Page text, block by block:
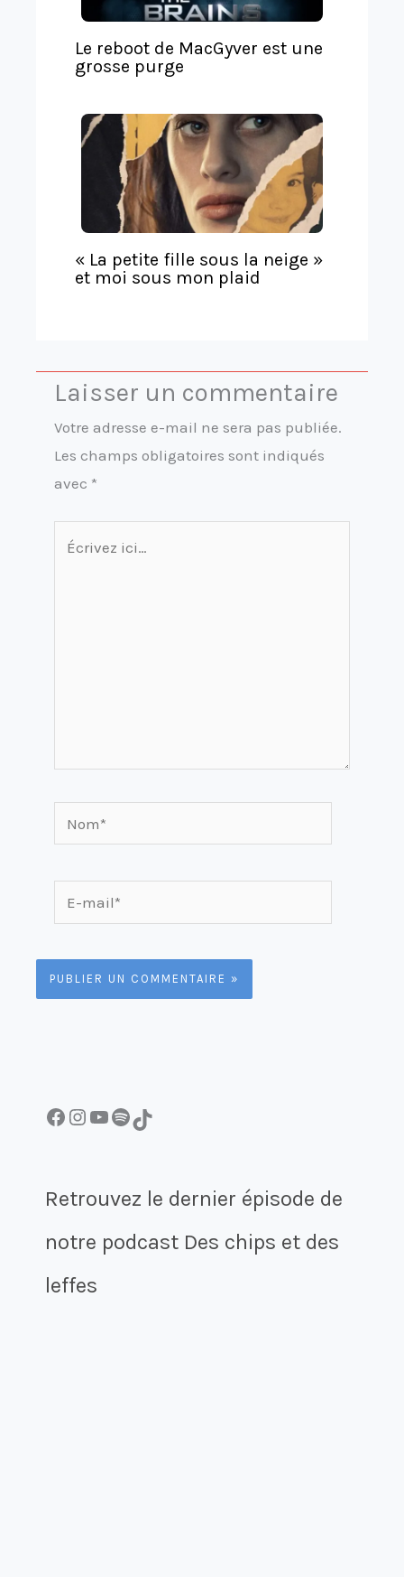
Le reboot de MacGyver est une
grosse purge
« La petite fille sous la neige »
et moi sous mon plaid
Laisser un commentaire
Votre adresse e-mail ne sera pas publiée.
Les champs obligatoires sont indiqués
avec *
mail*
Facebook InstagramYouTube Spotify TikTok
Retrouvez le dernier épisode de
notre podcast Des chips et des
leffes